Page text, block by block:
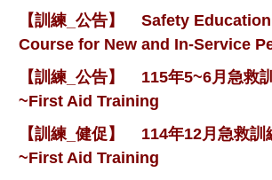
【訓練_公告】
Safety
Course for New and In-Service
【訓練_公告】
115年5~6月急救
~First Aid Training
【訓練_健促】
114年12月急救訓
~First Aid Training